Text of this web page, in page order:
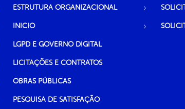
ESTRUTURA ORGANIZACIONAL
INICIO
LGPD E GOVERNO DIGITAL
LICITAÇÕES E CONTRATOS
OBRAS PÚBLICAS
PESQUISA DE SATISFAÇÃO